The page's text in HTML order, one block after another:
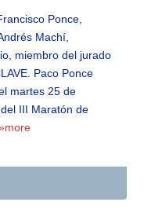
Ponce,
Machí,
miembro del jurado
Paco Ponce
martes 25 de
III Maratón de